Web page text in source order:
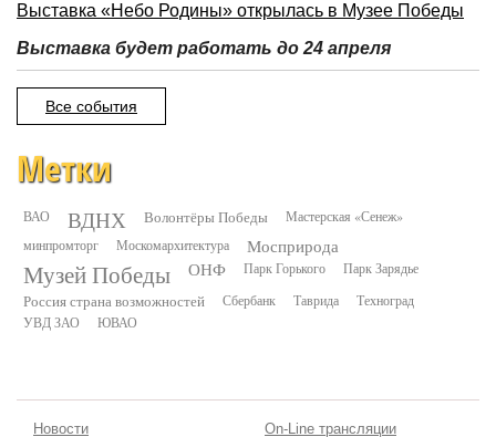
Выставка «Небо Родины» открылась в Музее Победы
Выставка будет работать до 24 апреля
Все события
Метки
ВАО ВДНХ Волонтёры Победы
Мастерская «Сенеж»
минпромторг
Москомархитектура Мосприрода
Музей Победы ОНФ Парк Горького Парк Зарядье
Россия страна возможностей Сбербанк Таврида
Техноград
УВД ЗАО
ЮВАО
Новости
On-Line трансляции